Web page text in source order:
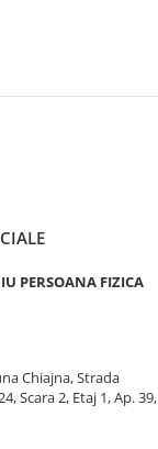
PERSOANA FIZICA
Chiajna, Strada
Scara 2, Etaj 1, Ap. 39,